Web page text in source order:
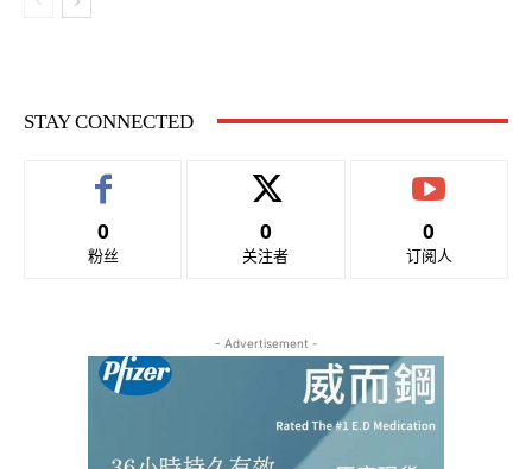
STAY CONNECTED
0
粉丝
0
关注者
0
订阅人
- Advertisement -